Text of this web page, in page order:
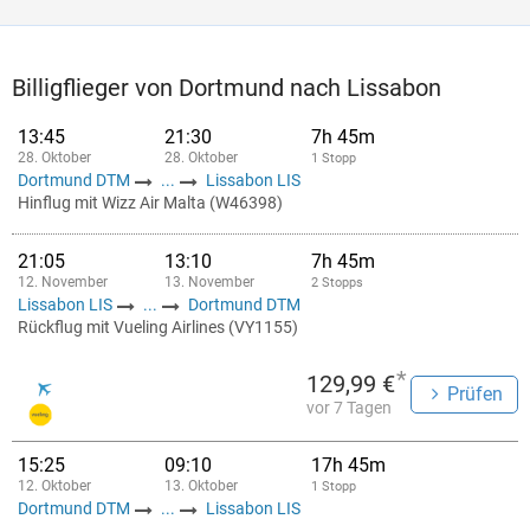
Billigflieger von Dortmund nach Lissabon
13:45
28. Oktober
21:30
28. Oktober
7h 45m
1 Stopp
Dortmund DTM ...
Lissabon LIS
Hinflug mit Wizz Air Malta (W46398)
21:05
12. November
13:10
13. November
7h 45m
2 Stopps
Lissabon LIS ...
Dortmund DTM
Rückflug mit Vueling Airlines (VY1155)
129,99 €*
vor 7 Tagen
Prüfen
15:25
12. Oktober
09:10
13. Oktober
17h 45m
1 Stopp
Dortmund DTM ...
Lissabon LIS